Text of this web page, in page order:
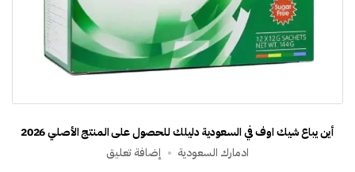
أين يباع شيك اوف في السعودية دليلك للحصول على المنتج الأصلي 2026
ادمارك السعودية
إضافة تعليق